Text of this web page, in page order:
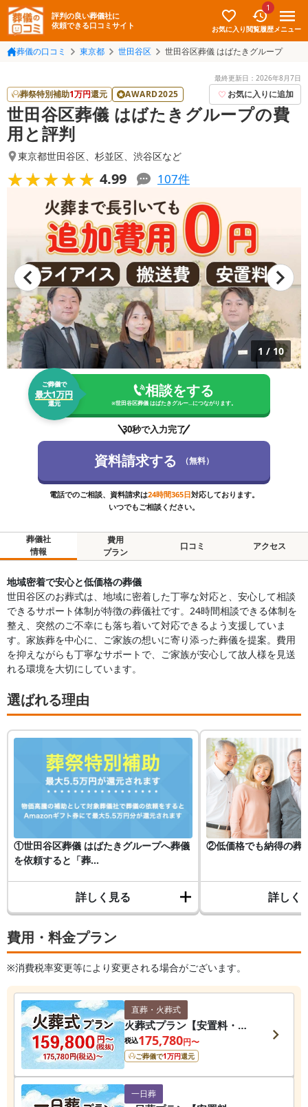
評判の良い葬儀社に
依頼できる口コミサイト
お気に入り
1
閲覧履歴メニュー
葬儀の口コミ 東京都 世田谷区 世田谷区葬儀 はばたきグループ
最終更新日： 2026年8月7日
葬祭特別補助1万円還元 AWARD2025 お気に入りに追加
世田谷区葬儀 はばたきグループの費
用と評判
東京都世田谷区、 杉並区、 渋谷区など
★★★★★
★★★★★ 4.99 107件
1 / 10
ご葬儀で
最大1万円
還元
相談をする
※世田谷区葬儀 はばたきグルー...につながります。
30秒で入力完了
資料請求する （無料）
電話でのご相談、資料請求は24時間365日対応しております。
いつでもご相談ください。
葬儀社
情報
費用
プラン
口コミ アクセス
費用・料金プラン
※消費税率変更等により変更される場合がございます。
直葬・火葬式
火葬式プラン【安置料・ド
ライアイス・搬送費用無
料】
税込175,780円〜
ご葬儀で1万円還元
一日葬
地域密着で安心と低価格の葬儀
世田谷区のお葬式は、地域に密着した丁寧な対応と、安心して相談
できるサポート体制が特徴の葬儀社です。24時間相談できる体制を
整え、突然のご不幸にも落ち着いて対応できるよう支援していま
す。家族葬を中心に、ご家族の想いに寄り添った葬儀を提案。費用
を抑えながらも丁寧なサポートで、ご家族が安心して故人様を見送
れる環境を大切にしています。
選ばれる理由
①世田谷区葬儀 はばたきグループへ葬儀
を依頼すると「葬...
詳しく見る
②低価格でも納得の葬
詳しく